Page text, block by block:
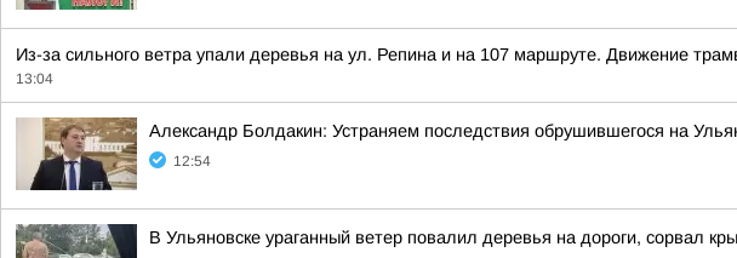
Из-за сильного ветра упали деревья на ул. Репина и на 107 маршруте. Движение
13:04
Александр Болдакин: Устраняем последствия обрушившегося на
12:54
В Ульяновске ураганный ветер повалил деревья на дороги, сорвал